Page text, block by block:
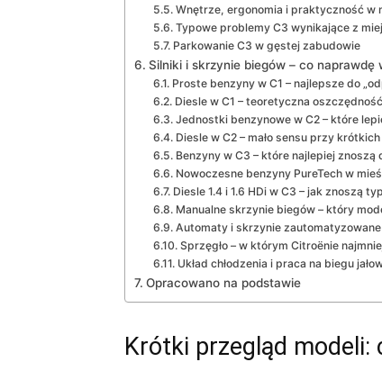
Wnętrze, ergonomia i praktyczność w
Typowe problemy C3 wynikające z
Parkowanie C3 w gęstej zabudowie
Silniki i skrzynie biegów – co
Proste benzyny w C1 – najlepsze do
Diesle w C1 – teoretyczna
Jednostki benzynowe w C2 – które
Diesle w C2 – mało sensu przy
Benzyny w C3 – które najlepiej znoszą
Nowoczesne benzyny PureTech w
Diesle 1.4 i 1.6 HDi w C3 – jak znoszą
Manualne skrzynie biegów – który
Automaty i skrzynie
Sprzęgło – w którym Citroënie
Układ chłodzenia i praca na biegu
Opracowano na podstawie
Krótki przegląd modeli: